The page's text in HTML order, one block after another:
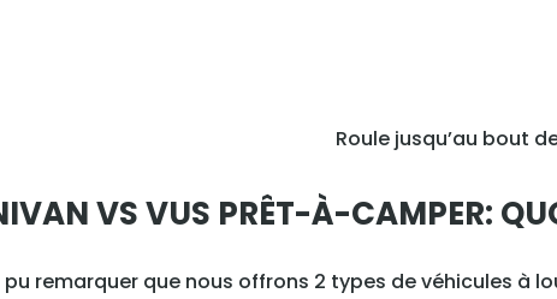
Roule jusqu’au bout
VS VUS PRÊT-À-CAMPER:
pu remarquer que nous offrons 2 types de véhicules à